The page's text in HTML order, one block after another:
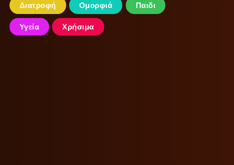
Διατροφή Ομορφιά Παιδι
Υγεία Χρήσιμα